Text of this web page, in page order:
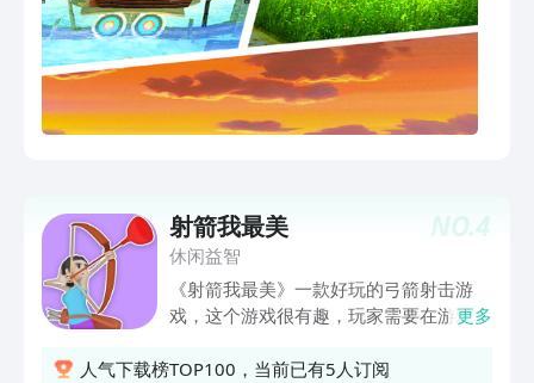
NO.4
射箭我最美
休闲益智
《射箭我最美》一款好玩的弓箭射击游
戏，这个游戏很有趣，玩家需要在游戏中
程中，你可以通过不断的移动和出色的射
更多
人气下载榜TOP100，当前已有5人订阅